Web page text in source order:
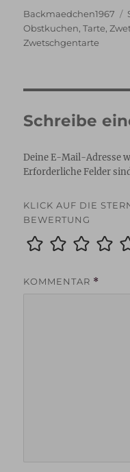
Autor
Backmaedchen1967
Obstkuchen,Tarte,
Zwetschgentarte
Schreibe
Deine E-Mail-Adresse
Erforderliche Felder
KLICK AUF DIE
BEWERTUNG
KOMMENTAR *